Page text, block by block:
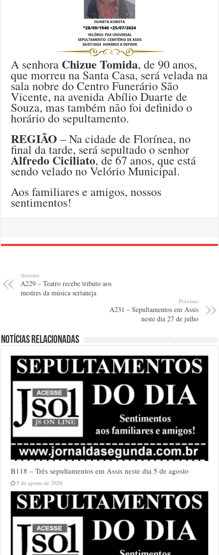
A senhora Chizue Tomida, de 90 anos,
que morreu na Santa Casa, será velada na
sala nobre do Centro Funerário São
Vicente, na avenida Abílio Duarte de
Souza, mas também não foi definido o
horário do sepultamento.
REGIÃO – Na cidade de Florínea, no
final da tarde, será sepultado o senhor
Alfredo Ciciliato, de 67 anos, que está
sendo velado no Velório Municipal.
Aos familiares e amigos, nossos
sentimentos!
Anterior
A229 – Teatro recebe tributo aos
mestres da música sertaneja
Próximo
A231 – Sepultamentos em Assis
neste dia 27 de julho
Notícias relacionadas
B118 – Três sepultamentos em Assis neste dia 5 de agosto
5 de agosto de 2026